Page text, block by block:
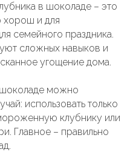
в шоколаде – это
хорош и для
семейного праздника.
сложных навыков и
угощение дома.
шоколаде можно
использовать только
клубнику или
Главное – правильно